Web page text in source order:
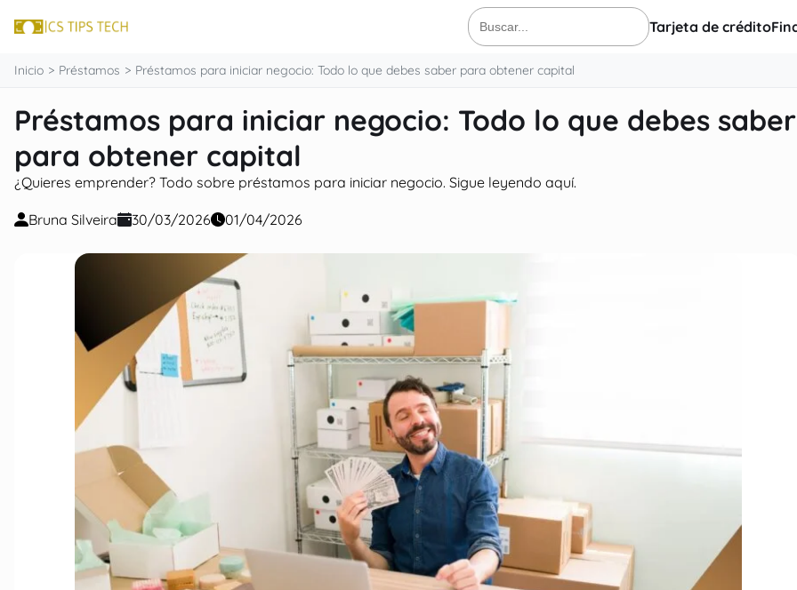
Buscar:
Tarjeta de crédito
Inicio Préstamos Préstamos para iniciar negocio: Todo lo que debes saber para obtener capital
Préstamos para iniciar negocio: Todo lo que debes saber
para obtener capital
¿Quieres emprender? Todo sobre préstamos para iniciar negocio. Sigue leyendo aquí.
Bruna Silveira 30/03/2026 01/04/2026